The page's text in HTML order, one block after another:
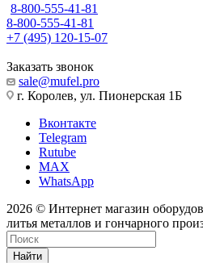
8-800-555-41-81
8-800-555-41-81
+7 (495) 120-15-07
Заказать звонок
sale@mufel.pro
г. Королев, ул. Пионерская 1Б
Вконтакте
Telegram
Rutube
MAX
WhatsApp
2026 © Интернет магазин
литья металлов и гончарного
Найти